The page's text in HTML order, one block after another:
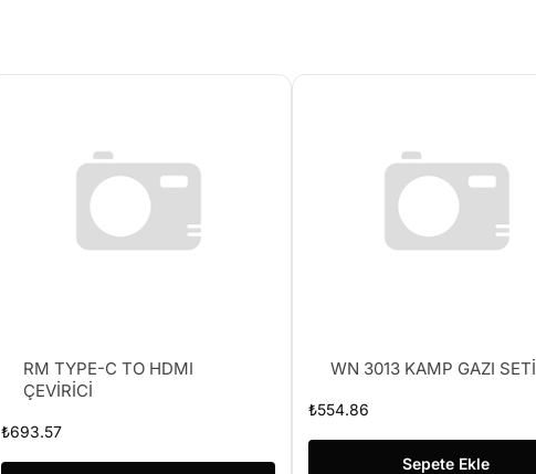
RM TYPE-C TO HDMI
ÇEVİRİCİ
₺693.57
WN 3013 KAMP GAZI SETİ
₺554.86
Sepete Ekle